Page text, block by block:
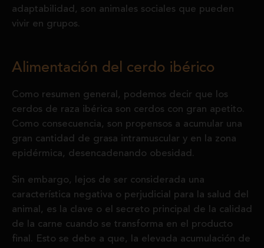
adaptabilidad, son animales sociales que pueden
vivir en grupos.
Alimentación del cerdo ibérico
Como resumen general, podemos decir que los
cerdos de raza ibérica son cerdos con gran apetito.
Como consecuencia, son propensos a acumular una
gran cantidad de grasa intramuscular y en la zona
epidérmica, desencadenando obesidad.
Sin embargo, lejos de ser considerada una
característica negativa o perjudicial para la salud del
animal, es la clave o el secreto principal de la calidad
de la carne cuando se transforma en el producto
final. Esto se debe a que, la elevada acumulación de